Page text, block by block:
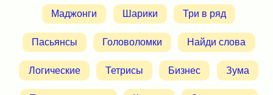
Маджонги Шарики Три в ряд
Пасьянсы Головоломки Найди слова
Логические Тетрисы Бизнес Зума